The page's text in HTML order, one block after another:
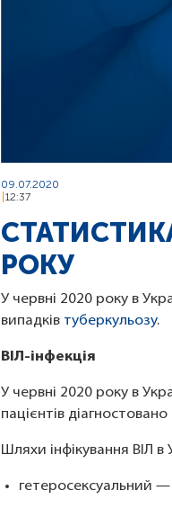
09.07.2020
12:37
РОКУ
У червні 2020 року в
випадків туберкульозу.
ВІЛ-інфекція
У червні 2020 року в
пацієнтів
Шляхи інфікування ВІЛ в
гетеросексуальний —